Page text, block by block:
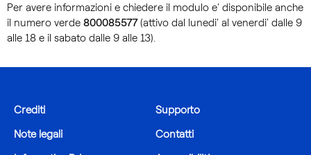
Per avere informazioni e chiedere il modulo e' disponibile anche
il numero verde 800085577(attivo dal lunedi' al venerdi' dalle 9
alle 18 e il sabato dalle 9 alle 13).
Crediti
Note legali
Supporto
Contatti